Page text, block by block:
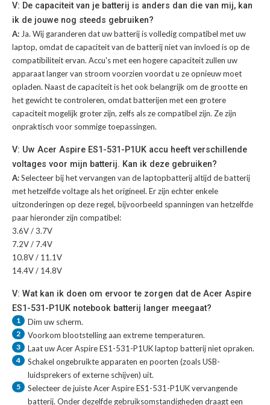
V: De capaciteit van je batterij is anders dan die van mij, kan
ik de jouwe nog steeds gebruiken?
A: Ja. Wij garanderen dat uw batterij is volledig compatibel met uw
laptop, omdat de capaciteit van de batterij niet van invloed is op de
compatibiliteit ervan. Accu's met een hogere capaciteit zullen uw
apparaat langer van stroom voorzien voordat u ze opnieuw moet
opladen. Naast de capaciteit is het ook belangrijk om de grootte en
het gewicht te controleren, omdat batterijen met een grotere
capaciteit mogelijk groter zijn, zelfs als ze compatibel zijn. Ze zijn
onpraktisch voor sommige toepassingen.
V: Uw Acer Aspire ES1-531-P1UK accu heeft verschillende
voltages voor mijn batterij. Kan ik deze gebruiken?
A:Selecteer bij het vervangen van de laptopbatterij altijd de batterij
met hetzelfde voltage als het origineel. Er zijn echter enkele
uitzonderingen op deze regel, bijvoorbeeld spanningen van hetzelfde
paar hieronder zijn compatibel:
3.6V / 3.7V
7.2V / 7.4V
10.8V / 11.1V
14.4V / 14.8V
V: Wat kan ik doen om ervoor te zorgen dat de Acer Aspire
ES1-531-P1UK notebook batterij langer meegaat?
1 Dim uw scherm.
2 Voorkom blootstelling aan extreme temperaturen.
3 Laat uwAcer Aspire ES1-531-P1UK laptop batterijniet opraken.
4
Schakel ongebruikte apparaten en poorten (zoals USB-
luidsprekers of externe schijven) uit.
5 Selecteer de juisteAcer Aspire ES1-531-P1UK vervangende
batterij. Onder dezelfde gebruiksomstandigheden draagt een